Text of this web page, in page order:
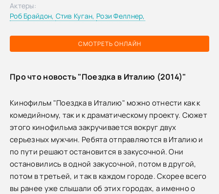
СМОТРЕТЬ ОНЛАЙН
Актеры:
Роб Брайдон, Стив Куган, Рози Феллнер,
Про что новость "Поездка в Италию (2014)"
Кинофильм "Поездка в Италию" можно отнести как к
комедийному, так и к драматическому проекту. Сюжет
этого кинофильма закручивается вокруг двух
серьезных мужчин. Ребята отправляются в Италию и
по пути решают остановится в закусочной. Они
остановились в одной закусочной, потом в другой,
потом в третьей, и так в каждом городе. Скорее всего
вы ранее уже слышали об этих городах, а именно о